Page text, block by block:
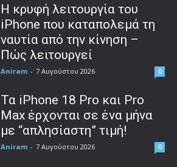
Η κρυφή λειτουργία του
iPhone που καταπολεμά τη
ναυτία από την κίνηση –
Πώς λειτουργεί
Aniram - 7 Αυγούστου 2026 0
Τα iPhone 18 Pro και Pro
Max έρχονται σε ένα μήνα
με “απλησίαστη” τιμή!
Aniram - 7 Αυγούστου 2026 0